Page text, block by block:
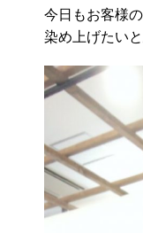
今日もお客様
染め上げたい